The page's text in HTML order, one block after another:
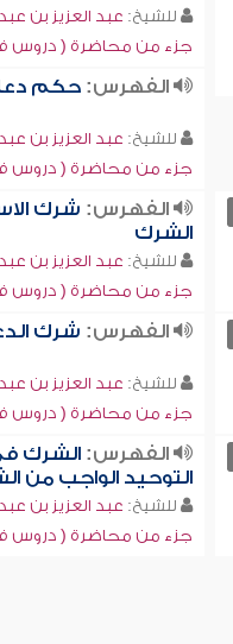
للشيخ: عبد العزيز بن
جزء من محاضرة ( دروس في
الفهرس: حكم
للشيخ: عبد العزيز بن
جزء من محاضرة ( دروس في
الفهرس: شرك
الشرك
للشيخ: عبد العزيز بن
جزء من محاضرة ( دروس في
الفهرس: شرك
للشيخ: عبد العزيز بن
جزء من محاضرة ( دروس في
الفهرس: الشرك
التوحيد الواجب من
للشيخ: عبد العزيز بن
جزء من محاضرة ( دروس في